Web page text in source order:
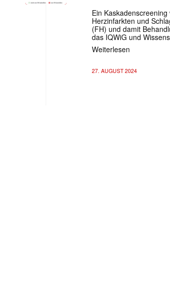
Ein
Herzinfarkten und
(FH) und damit
das IQWiG und
Weiterlesen
27. AUGUST 2024